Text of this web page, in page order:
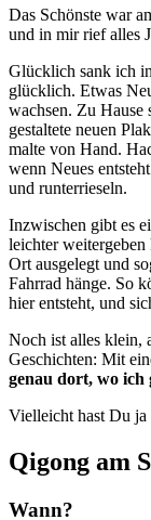
Das Schöns­te war
und in mir rief alles
Glück­lich sank ich
glück­lich. Etwas
wach­sen. Zu Hau­se
gestal­te­te neu­en
mal­te von Hand.
wenn Neu­es
und runterrieseln.
Inzwi­schen gibt es
leich­ter wei­ter­ge­ben
Ort aus­ge­legt und
Fahr­rad hän­ge. So
hier ent­steht, und
Noch ist alles klein,
Geschich­ten: Mit
genau dort, wo ich
Viel­leicht hast Du ja
Qigong am
Wann?